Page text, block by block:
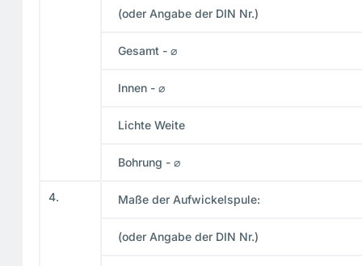
(oder Angabe der DIN Nr.)
Gesamt - ⌀
Innen - ⌀
Lichte Weite
Bohrung - ⌀
4. Maße der Aufwickelspule:
(oder Angabe der DIN Nr.)